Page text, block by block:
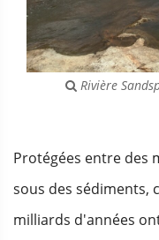
Rivière
Protégées entre des
sous des sédiments,
milliards d'années